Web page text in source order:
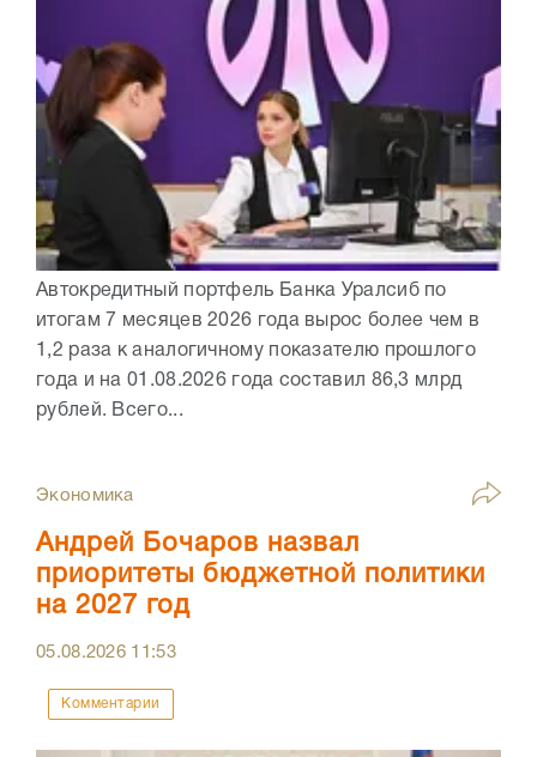
Автокредитный портфель Банка Уралсиб по
итогам 7 месяцев 2026 года вырос более чем в
1,2 раза к аналогичному показателю прошлого
года и на 01.08.2026 года составил 86,3 млрд
рублей. Всего...
Экономика
Андрей Бочаров назвал
приоритеты бюджетной политики
на 2027 год
05.08.2026 11:53
Комментарии